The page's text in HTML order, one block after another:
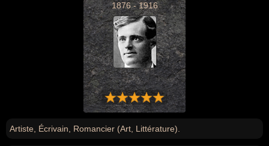
1876 - 1916
Artiste, Écrivain, Romancier (Art, Littérature).